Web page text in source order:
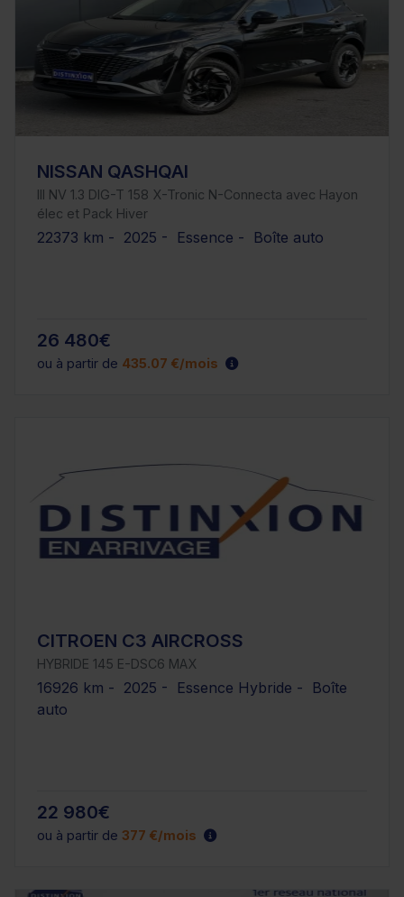
NISSAN QASHQAI
III NV 1.3 DIG-T 158 X-Tronic N-Connecta avec Hayon
élec et Pack Hiver
22373 km - 2025 - Essence - Boîte auto
26 480€
ou à partir de 435.07 €/mois
CITROEN C3 AIRCROSS
HYBRIDE 145 E-DSC6 MAX
16926 km - 2025 - Essence Hybride - Boîte
auto
22 980€
ou à partir de 377 €/mois